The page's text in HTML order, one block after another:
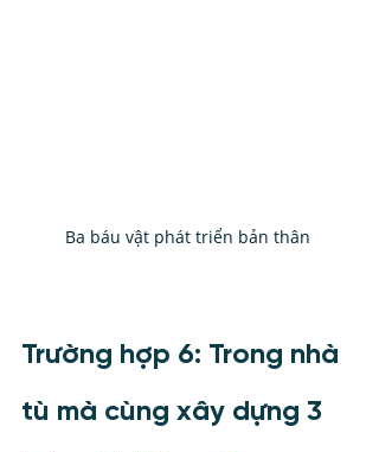
Ba báu vật phát triển bản thân
Trường hợp 6: Trong nhà
tù mà cùng xây dựng 3